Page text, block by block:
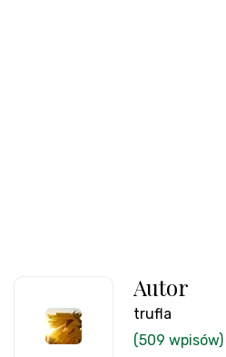
Autor
trufla
(509 wpisów)